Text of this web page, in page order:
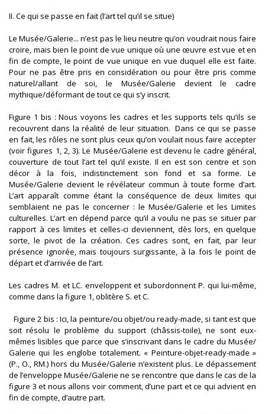
II. Ce qui se passe en fait (l’art tel qu’il se situe)
Le Musée/Galerie... n’est pas le lieu neutre qu’on voudrait nous faire
croire, mais bien le point de vue unique où une œuvre est vue et en
fin de compte, le point de vue unique en vue duquel elle est faite.
Pour ne pas être pris en considération ou pour être pris comme
naturel/allant de soi, le Musée/Galerie devient le cadre
mythique/déformant de tout ce qui s’y inscrit.
Figure 1 bis : Nous voyons les cadres et les supports tels qu’ils se
recouvrent dans la réalité de leur situation. Dans ce qui se passe
en fait, les rôles ne sont plus ceux qu’on voulait nous faire accepter
(voir figures 1, 2, 3). Le Musée/Galerie est devenu le cadre général,
couverture de tout l’art tel qu’il existe. Il en est son centre et son
décor à la fois, indistinctement son fond et sa forme. Le
Musée/Galerie devient le révélateur commun à toute forme d’art.
L’art apparaît comme étant la conséquence de deux limites qui
semblaient ne pas le concerner : le Musée/Galerie et les Limites
culturelles. L’art en dépend parce qu’il a voulu ne pas se situer par
rapport à ces limites et celles-ci deviennent, dès lors, en quelque
sorte, le pivot de la création. Ces cadres sont, en fait, par leur
présence ignorée, mais toujours surgissante, à la fois le point de
départ et d’arrivée de l’art.
Les cadres M. et LC. enveloppent et subordonnent P. qui lui-même,
comme dans la figure 1, oblitère S. et C.
Figure 2 bis : Ici, la peinture/ou objet/ou ready-made, si tant est que
soit résolu le problème du support (châssis-toile), ne sont eux-
mêmes lisibles que parce que s’inscrivant dans le cadre du Musée/
Galerie qui les englobe totalement. « Peinture-objet-ready-made »
(P., O., RM.) hors du Musée/Galerie n’existent plus. Le dépassement
de l’enveloppe Musée/Galerie ne se rencontre que dans le cas de la
figure 3 et nous allons voir comment, d’une part et ce qui advient en
fin de compte, d’autre part.